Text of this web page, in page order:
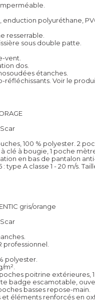
enduction polyuréthane,
resserrable.
sous double patte.
vent.
dos.
étanches.
réfléchissants. Voir le
100 % polyester. 2
à clé à bougie, 1 poche
en bas de pantalon
type A classe 1 - 20 m/s.
gris/orange
professionnel.
polyester.
m².
poitrine extérieures,
badge escamotable,
basses repose-main.
éléments renforcés en